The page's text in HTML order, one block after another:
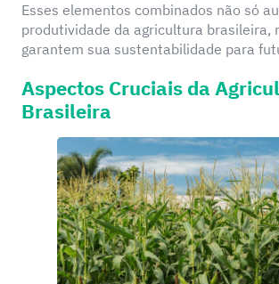
Esses elementos combinados não só
produtividade da agricultura brasileira,
garantem sua sustentabilidade para
Aspectos Cruciais da
Brasileira